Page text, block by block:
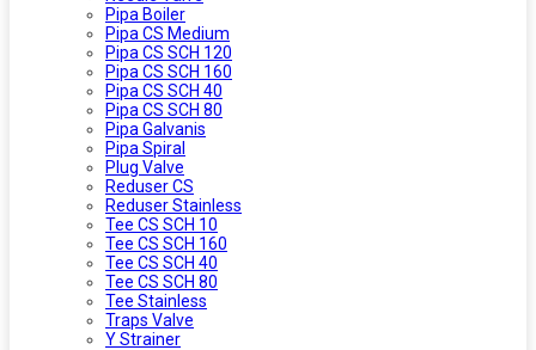
Pipa Boiler
Pipa CS Medium
Pipa CS SCH 120
Pipa CS SCH 160
Pipa CS SCH 40
Pipa CS SCH 80
Pipa Galvanis
Pipa Spiral
Plug Valve
Reduser CS
Reduser Stainless
Tee CS SCH 10
Tee CS SCH 160
Tee CS SCH 40
Tee CS SCH 80
Tee Stainless
Traps Valve
Y Strainer